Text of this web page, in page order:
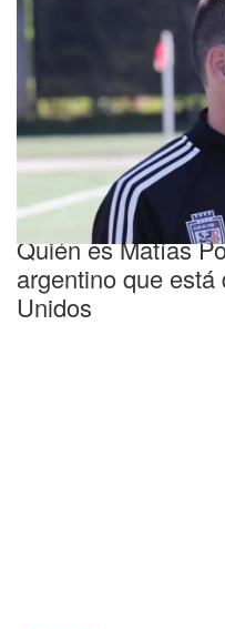
Polémica
Quién es Matías
argentino que
Unidos